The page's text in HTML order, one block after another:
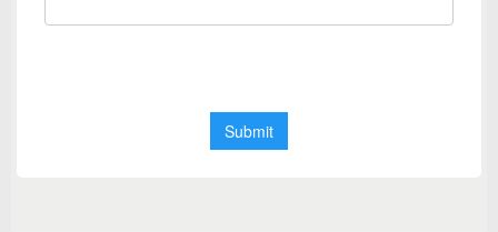
atrae vigoroso las estancias de uso diurno. Se trata
un encuentro largamente anhelado. La ubicación de
la cocina, el comedor, baño y dormitorio principal